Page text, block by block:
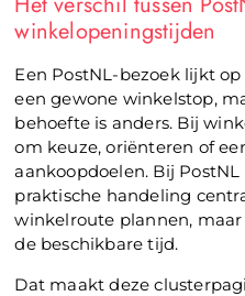
winkelopeningstijden
Een PostNL-bezoek lijkt
een gewone winkelstop,
behoefte is anders. Bij
om keuze, oriënteren of
aankoopdoelen. Bij
praktische handeling
winkelroute plannen,
de beschikbare tijd.
Dat maakt deze